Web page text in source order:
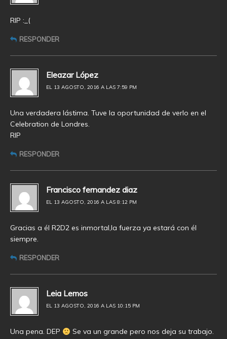
RIP :_(
RESPONDER
Eleazar López
EL 13 AGOSTO, 2016 A LAS 7:59 PM
Una verdadera lástima. Tuve la oportunidad de verlo en el
Celebration de Londres.
RIP
RESPONDER
Francisco fernandez diaz
EL 13 AGOSTO, 2016 A LAS 8:12 PM
Gracias a él R2D2 es inmortal,la fuerza ya estará con él
siempre.
RESPONDER
Leia Lemos
EL 13 AGOSTO, 2016 A LAS 10:15 PM
Una pena. DEP Se va un grande pero nos deja su trabajo.